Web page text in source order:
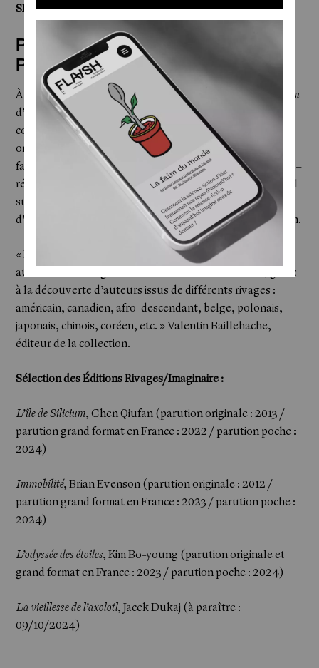
SÉRIE LITTÉRAIRE —Silo,Hugh Howey, 2011 - 2013
RAYONS — Les Éditions
Rivages/Imaginaire
À l’automne 2022, motivées par le succès de
Station Eleven
d’Emily St. John Mandel - publié initialement dans la
collection de littérature étrangère -, les Éditions Rivages
ont lancé une collection dédiée à la science-fiction, au
fantastique et à la fantasy.
L’île de Silicium
de Chen Qiufan –
récompensé par le prix Jacques Chambon – a ouvert le bal
sur le thème de l’écologie, proposant la vision réaliste
d’une calamité environnementale dans la Chine de demain.
« Notre ambition est de défendre une littérature inspirée,
au croisement de genres variés et d’horizons divers, grâce
à la découverte d’auteurs issus de différents rivages :
américain, canadien, afro-descendant, belge, polonais,
japonais, chinois, coréen, etc. » Valentin Baillehache,
éditeur de la collection.
Sélection des Éditions Rivages/Imaginaire :
L’île de Silicium, Chen Qiufan (parution originale : 2013 /
parution grand format en France : 2022 / parution poche :
2024)
Immobilité, Brian Evenson (parution originale : 2012 /
parution grand format en France : 2023 / parution poche :
2024)
L’odyssée des étoiles, Kim Bo-young (parution originale et
grand format en France : 2023 / parution poche : 2024)
La vieillesse de l’axolotl, Jacek Dukaj (à paraître :
09/10/2024)